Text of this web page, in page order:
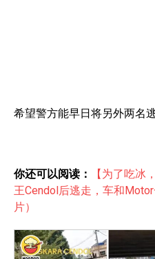
希望警方能早日将另外两名
你还可以阅读：
【为了吃冰
王Cendol后逃走，车和
片）